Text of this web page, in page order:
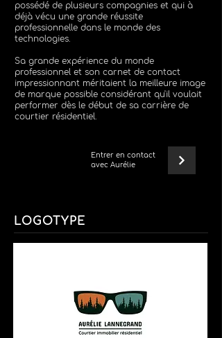
possédé de plusieurs compagnies et qui à
déjà vécu une grande réussite
professionnelle dans le monde des
technologies.
Sa grande expérience du monde
professionnel et son carnet de contact
impressionnant méritaient la meilleure image
de marque possible considérant qu'il voulait
performer dès le début de sa carrière de
courtier résidentiel.
Entrer en contact
avec Aurélie
LOGOTYPE